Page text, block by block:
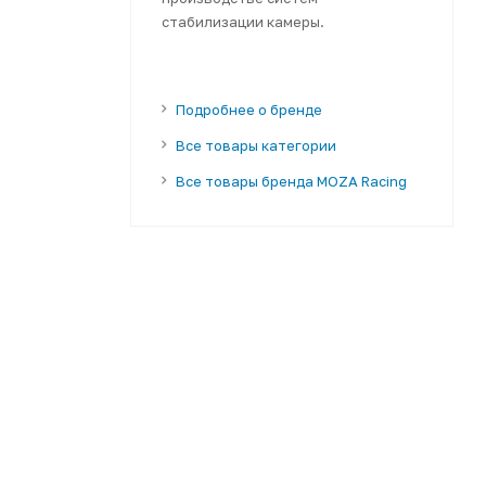
стабилизации камеры.
Подробнее о бренде
Все товары категории
Все товары бренда MOZA Racing